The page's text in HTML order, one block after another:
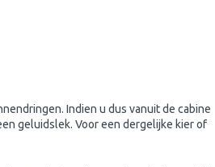
Indien u dus vanuit de cabine
geluidslek. Voor een dergelijke kier of